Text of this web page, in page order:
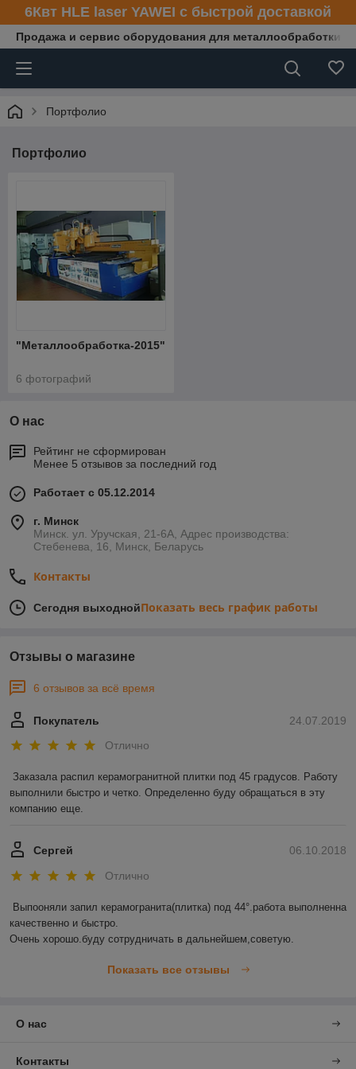
6Квт HLE laser YAWEI с быстрой доставкой
Продажа и сервис оборудования для металлообработки
Портфолио
Портфолио
"Металлообработка-2015"
6 фотографий
О нас
Рейтинг не сформирован
Менее 5 отзывов за последний год
Работает с 05.12.2014
г. Минск
Минск. ул. Уручская, 21-6А, Адрес производства:
Стебенева, 16, Минск, Беларусь
Контакты
Сегодня выходнойПоказать весь график работы
Отзывы о магазине
6 отзывов за всё время
24.07.2019
Покупатель
Отлично
Заказала распил керамогранитной плитки под 45 градусов. Работу
выполнили быстро и четко. Определенно буду обращаться в эту
компанию еще.
06.10.2018
Сергей
Отлично
Выпооняли запил керамогранита(плитка) под 44°.работа выполненна
качественно и быстро.
Очень хорошо.буду сотрудничать в дальнейшем,советую.
Показать все отзывы
О нас
Контакты